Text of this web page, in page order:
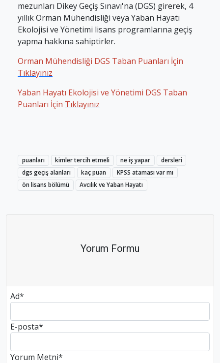
mezunları Dikey Geçiş Sınavı'na (DGS) girerek, 4
yıllık Orman Mühendisliği veya Yaban Hayatı
Ekolojisi ve Yönetimi lisans programlarına geçiş
yapma hakkına sahiptirler.
Orman Mühendisliği DGS Taban Puanları İçin
Tıklayınız
Yaban Hayatı Ekolojisi ve Yönetimi DGS Taban
Puanları İçin Tıklayınız
puanları kimler tercih etmeli ne iş yapar
dersleri
dgs geçiş alanları
kaç puan
KPSS ataması var mı
ön lisans bölümü
Avcılık ve Yaban Hayatı
Yorum Formu
Ad*
E-posta*
Yorum Metni*